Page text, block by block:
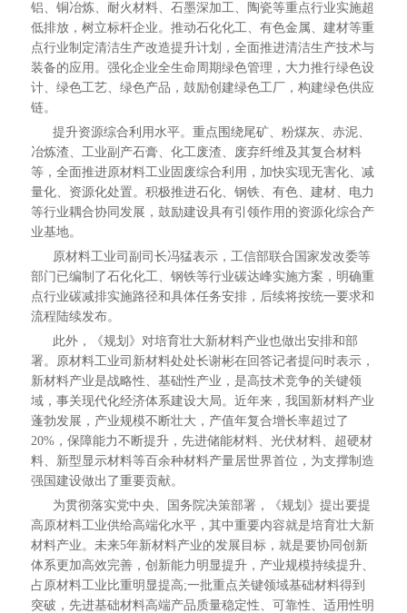
铝、铜冶炼、耐火材料、石墨深加工、陶瓷等重点行业实施超
低排放，树立标杆企业。推动石化化工、有色金属、建材等重
点行业制定清洁生产改造提升计划，全面推进清洁生产技术与
装备的应用。强化企业全生命周期绿色管理，大力推行绿色设
计、绿色工艺、绿色产品，鼓励创建绿色工厂，构建绿色供应
链。
提升资源综合利用水平。重点围绕尾矿、粉煤灰、赤泥、
冶炼渣、工业副产石膏、化工废渣、废弃纤维及其复合材料
等，全面推进原材料工业固废综合利用，加快实现无害化、减
量化、资源化处置。积极推进石化、钢铁、有色、建材、电力
等行业耦合协同发展，鼓励建设具有引领作用的资源化综合产
业基地。
原材料工业司副司长冯猛表示，工信部联合国家发改委等
部门已编制了石化化工、钢铁等行业碳达峰实施方案，明确重
点行业碳减排实施路径和具体任务安排，后续将按统一要求和
流程陆续发布。
此外，《规划》对培育壮大新材料产业也做出安排和部
署。原材料工业司新材料处处长谢彬在回答记者提问时表示，
新材料产业是战略性、基础性产业，是高技术竞争的关键领
域，事关现代化经济体系建设大局。近年来，我国新材料产业
蓬勃发展，产业规模不断壮大，产值年复合增长率超过了
20%，保障能力不断提升，先进储能材料、光伏材料、超硬材
料、新型显示材料等百余种材料产量居世界首位，为支撑制造
强国建设做出了重要贡献。
为贯彻落实党中央、国务院决策部署，《规划》提出要提
高原材料工业供给高端化水平，其中重要内容就是培育壮大新
材料产业。未来5年新材料产业的发展目标，就是要协同创新
体系更加高效完善，创新能力明显提升，产业规模持续提升、
占原材料工业比重明显提高;一批重点关键领域基础材料得到
突破，先进基础材料高端产品质量稳定性、可靠性、适用性明